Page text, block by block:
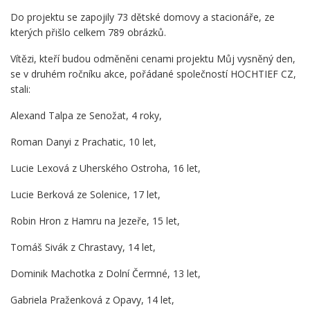
Do projektu se zapojily 73 dětské domovy a stacionáře, ze
kterých přišlo celkem 789 obrázků.
Vítězi, kteří budou odměněni cenami projektu Můj vysněný den,
se v druhém ročníku akce, pořádané společností HOCHTIEF CZ,
stali:
Alexand Talpa ze Senožat, 4 roky,
Roman Danyi z Prachatic, 10 let,
Lucie Lexová z Uherského Ostroha, 16 let,
Lucie Berková ze Solenice, 17 let,
Robin Hron z Hamru na Jezeře, 15 let,
Tomáš Sivák z Chrastavy, 14 let,
Dominik Machotka z Dolní Čermné, 13 let,
Gabriela Praženková z Opavy, 14 let,